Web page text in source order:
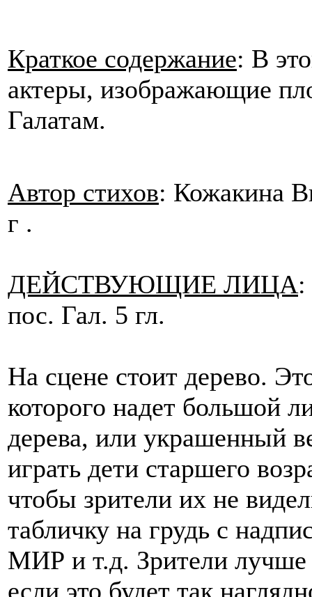
Краткое содержание: В
актеры, изображающие
Галатам.
Автор стихов: Кожакина
г .
ДЕЙСТВУЮЩИЕ ЛИЦА
пос. Гал. 5 гл.
На сцене стоит дерево.
которого надет большой
дерева, или украшенный
играть дети старшего
чтобы зрители их не
табличку на грудь с
МИР и т.д. Зрители лучше
если это будет так